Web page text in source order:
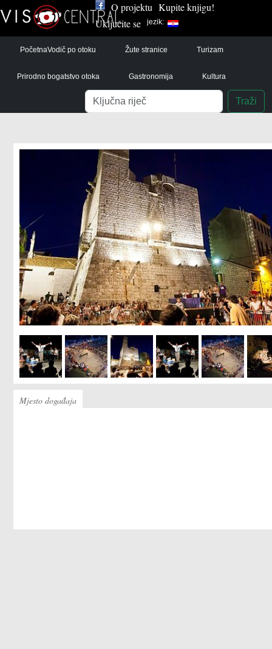
O projektu Kupite knjigu!
Uključite se
jezik:
PočetnaVodič po otoku Žute stranice Turizam
Prirodno bogatstvo otoka Gastronomija Kultura
Pretraga
Traži
Mjesto događaja